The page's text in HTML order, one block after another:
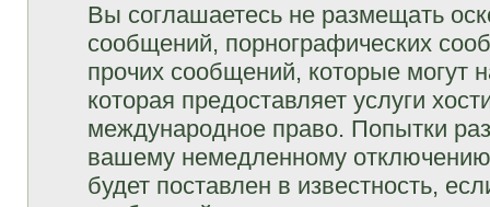
Вы соглашаетесь не размещать
сообщений, порнографических
прочих сообщений, которые могут
которая предоставляет услуги
международное право. Попытки
вашему немедленному
будет поставлен в известность,